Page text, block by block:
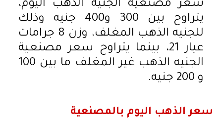
سعر مصنعية الجنيه الذهب اليوم،
يتراوح بين 300 و400 جنيه وذلك
للجنيه الذهب المغلف، وزن 8 جرامات
عيار 21، بينما يتراوح سعر مصنعية
الجنيه الذهب غير المغلف ما بين 100
و 200 جنيه.
سعر الذهب اليوم بالمصنعية